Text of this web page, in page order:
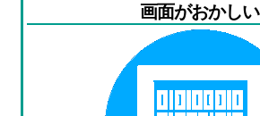
画面がおかしい